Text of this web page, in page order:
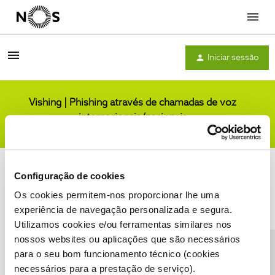
Configuração de cookies
Os cookies permitem-nos proporcionar lhe uma
experiência de navegação personalizada e segura.
Utilizamos cookies e/ou ferramentas similares nos
nossos websites ou aplicações que são necessários
para o seu bom funcionamento técnico (cookies
necessários para a prestação de serviço).
Menu
Iniciar sessão
Vishing | Phishing através de chamadas de voz
internacionais/nacionais
Condições do Fórum NOS Accessibility statement